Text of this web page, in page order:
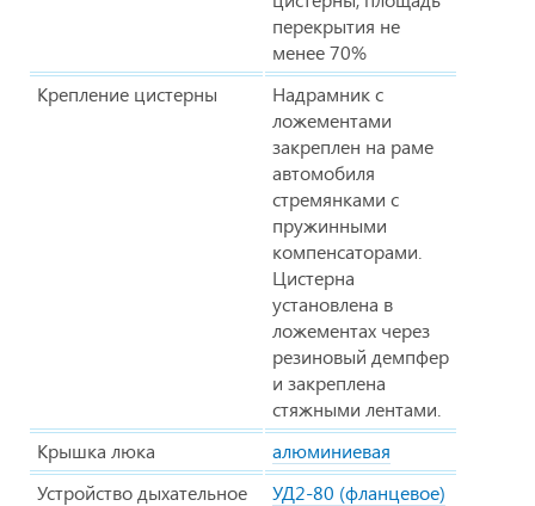
перекрытия не
менее 70%
Крепление цистерны
Надрамник с
ложементами
закреплен на раме
автомобиля
стремянками с
пружинными
компенсаторами.
Цистерна
установлена в
ложементах через
резиновый демпфер
и закреплена
стяжными лентами.
Крышка люка
алюминиевая
Устройство дыхательное
УД2-80 (фланцевое)